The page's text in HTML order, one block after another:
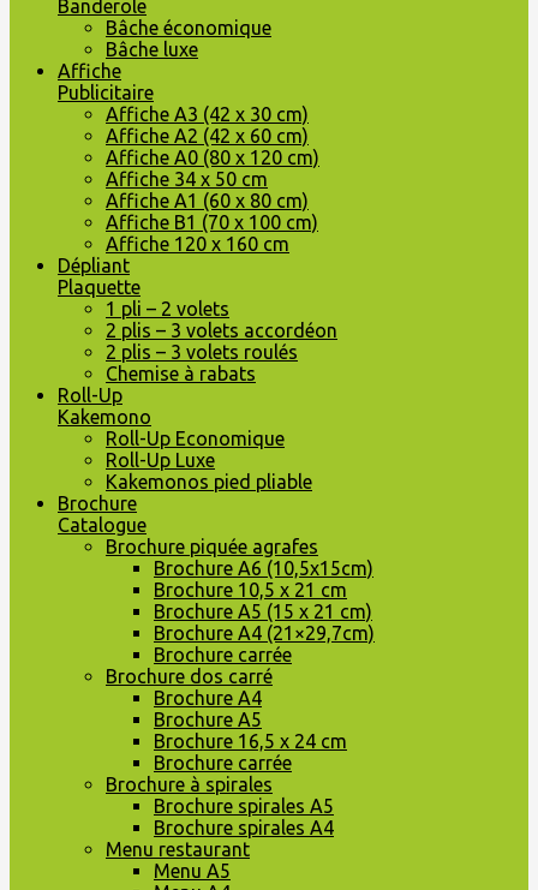
Banderole
Bâche économique
Bâche luxe
Affiche
Publicitaire
Affiche A3 (42 x 30 cm)
Affiche A2 (42 x 60 cm)
Affiche A0 (80 x 120 cm)
Affiche 34 x 50 cm
Affiche A1 (60 x 80 cm)
Affiche B1 (70 x 100 cm)
Affiche 120 x 160 cm
Dépliant
Plaquette
1 pli – 2 volets
2 plis – 3 volets accordéon
2 plis – 3 volets roulés
Chemise à rabats
Roll-Up
Kakemono
Roll-Up Economique
Roll-Up Luxe
Kakemonos pied pliable
Brochure
Catalogue
Brochure piquée agrafes
Brochure A6 (10,5x15cm)
Brochure 10,5 x 21 cm
Brochure A5 (15 x 21 cm)
Brochure A4 (21×29,7cm)
Brochure carrée
Brochure dos carré
Brochure A4
Brochure A5
Brochure 16,5 x 24 cm
Brochure carrée
Brochure à spirales
Brochure spirales A5
Brochure spirales A4
Menu restaurant
Menu A5